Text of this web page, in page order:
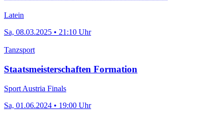
Latein
Sa, 08.03.2025 • 21:10 Uhr
Tanzsport
Staatsmeisterschaften Formation
Sport Austria Finals
Sa, 01.06.2024 • 19:00 Uhr